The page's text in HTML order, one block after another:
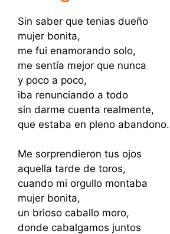
Sin saber que tenias dueño
mujer bonita,
me fui enamorando solo,
me sentía mejor que nunca
y poco a poco,
iba renunciando a todo
sin darme cuenta realmente,
que estaba en pleno abandono.
Me sorprendieron tus ojos
aquella tarde de toros,
cuando mi orgullo montaba
mujer bonita,
un brioso caballo moro,
donde cabalgamos juntos